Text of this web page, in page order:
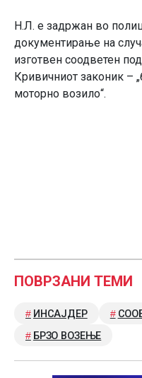
Н.Л. е задржан во
документирање на
изготвен соодветен
Кривичниот законик –
моторно возило“.
ПОВРЗАНИ ТЕМИ
ИНСАЈДЕР
БРЗО ВОЗЕЊЕ